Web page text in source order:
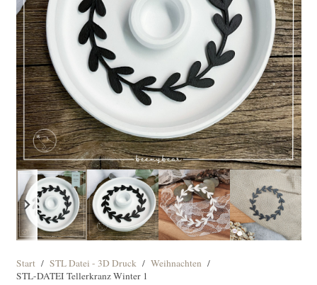
Start / STL Datei - 3D Druck / Weihnachten /
STL-DATEI Tellerkranz Winter 1